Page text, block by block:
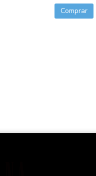
Comprar